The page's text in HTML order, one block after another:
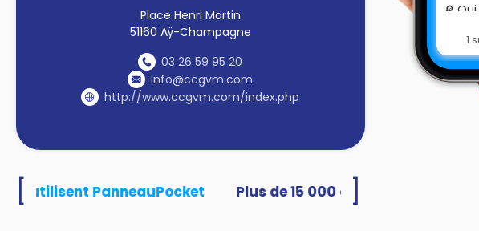
Place Henri Martin
51160 Aÿ-Champagne
03 26 59 95 20
info@ccgvm.com
http://www.ccgvm.com/index.php
🔎
👉
de 50
en
🎯
✅
1
utilisent PanneauPocket